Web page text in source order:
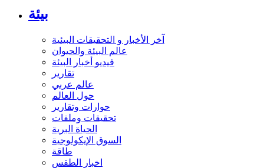
بيئة
آخر الأخبار و التحقيقات البيئية
عالم البيئة والحيوان
فيديو أخبار البيئة
تقارير
عالم عربي
حول العالم
حوارات وتقارير
تحقيقات وملفات
الحياة البرية
السوق الإيكولوجية
طاقة
اخبار الطقس